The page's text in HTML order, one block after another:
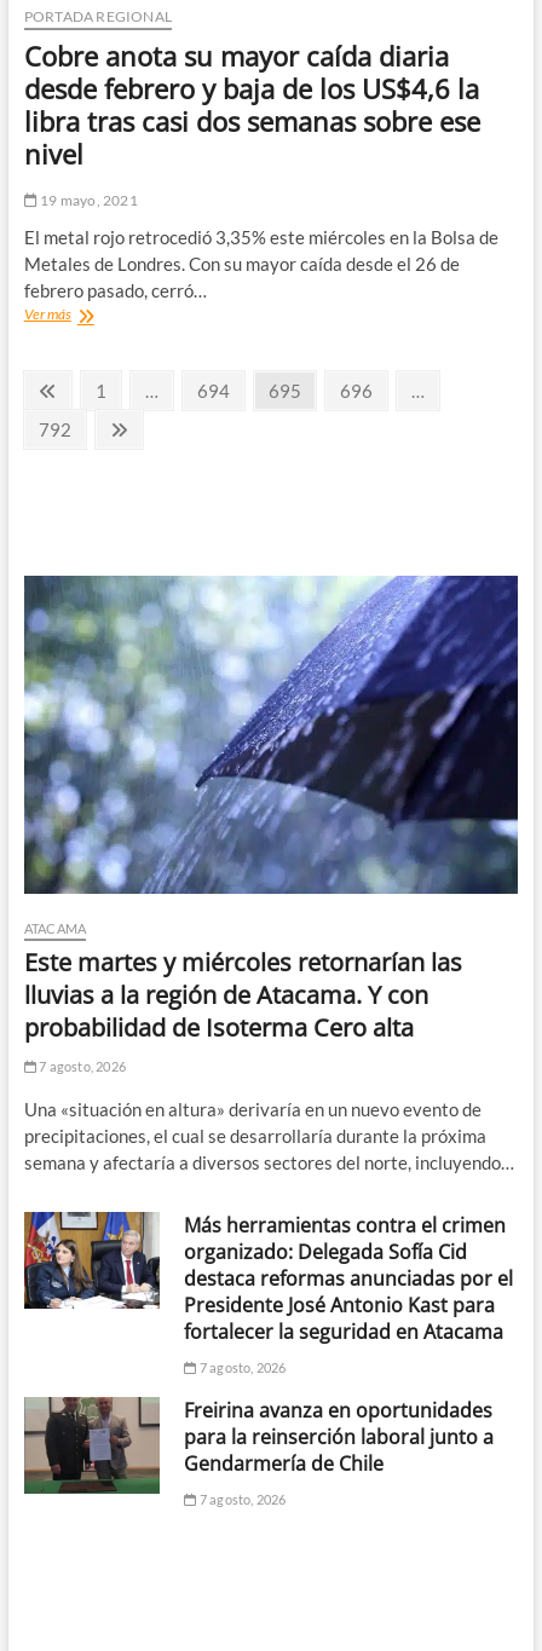
de
haber
cumplido
las
expectativas
democráticas
sanitarias
las
elecciones”
PORTADA REGIONAL
Cobre anota su mayor caída diaria
desde febrero y baja de los US$4,6 la
libra tras casi dos semanas sobre ese
nivel
19 mayo, 2021
El metal rojo retrocedió 3,35% este miércoles en la Bolsa de
Metales de Londres. Con su mayor caída desde el 26 de
febrero pasado, cerró…
Ver másCobre
caída
diaria
US$4,6
libra
tras
casi
dos
semanas
sobre
ese
nivel
Paginación
de
PáginaPágina
1 … Página
694 Página
695 Página
696
…
Página
792
Página
ATACAMA
Este martes y miércoles retornarían las
lluvias a la región de Atacama. Y con
probabilidad de Isoterma Cero alta
7 agosto, 2026
Una «situación en altura» derivaría en un nuevo evento de
precipitaciones, el cual se desarrollaría durante la próxima
semana y afectaría a diversos sectores del norte, incluyendo…
Más herramientas contra el crimen
organizado: Delegada Sofía Cid
destaca reformas anunciadas por el
Presidente José Antonio Kast para
fortalecer la seguridad en Atacama
7 agosto, 2026
Freirina avanza en oportunidades
para la reinserción laboral junto a
Gendarmería de Chile
7 agosto, 2026